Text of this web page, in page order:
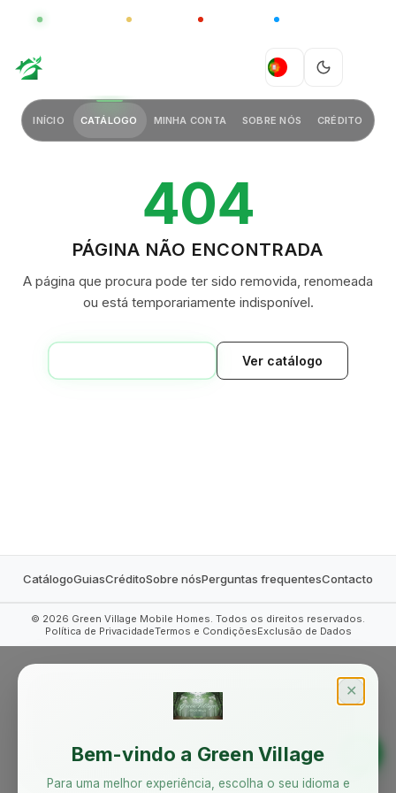
GLOBAL CHINA
PT
INÍCIO CATÁLOGO MINHA CONTA SOBRE NÓS CRÉDITO
404
PÁGINA NÃO ENCONTRADA
A página que procura pode ter sido removida, renomeada
ou está temporariamente indisponível.
Ver catálogo
CatálogoGuiasCréditoSobre nósPerguntas frequentesContacto
© 2026 Green Village Mobile Homes. Todos os direitos reservados.
Política de PrivacidadeTermos e CondiçõesExclusão de Dados
✕
Bem-vindo a Green Village
Para uma melhor experiência, escolha o seu idioma e